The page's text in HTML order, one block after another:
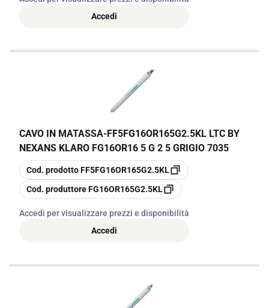
Accedi
CAVO IN MATASSA-FF5FG16OR165G2.5KL LTC BY
NEXANS KLARO FG16OR16 5 G 2 5 GRIGIO 7035
copia
Cod. prodottoFF5FG16OR165G2.5KL
copia
Cod. produttoreFG16OR165G2.5KL
Accedi per visualizzare prezzi e disponibilità
Accedi